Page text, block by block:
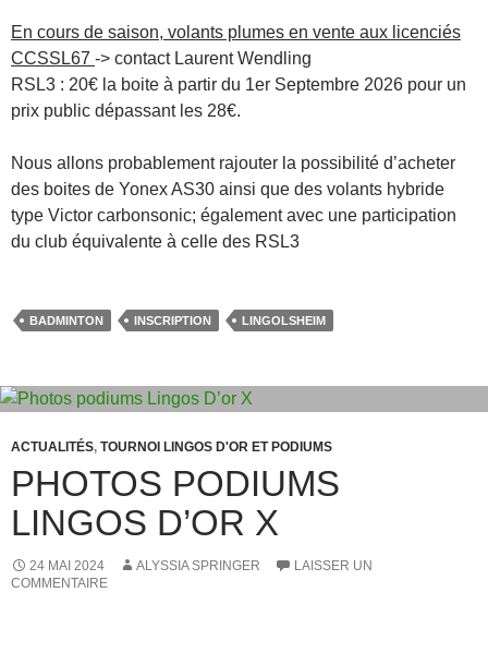
En cours de saison, volants plumes en vente aux licenciés
CCSSL67 -> contact Laurent Wendling
RSL3 : 20€ la boite à partir du 1er Septembre 2026 pour un
prix public dépassant les 28€.
Nous allons probablement rajouter la possibilité d’acheter
des boites de Yonex AS30 ainsi que des volants hybride
type Victor carbonsonic; également avec une participation
du club équivalente à celle des RSL3
BADMINTON INSCRIPTION LINGOLSHEIM
ACTUALITÉS, TOURNOI LINGOS D'OR ET PODIUMS
PHOTOS PODIUMS
LINGOS D’OR X
24 MAI 2024 ALYSSIA SPRINGER
LAISSER UN
COMMENTAIRE